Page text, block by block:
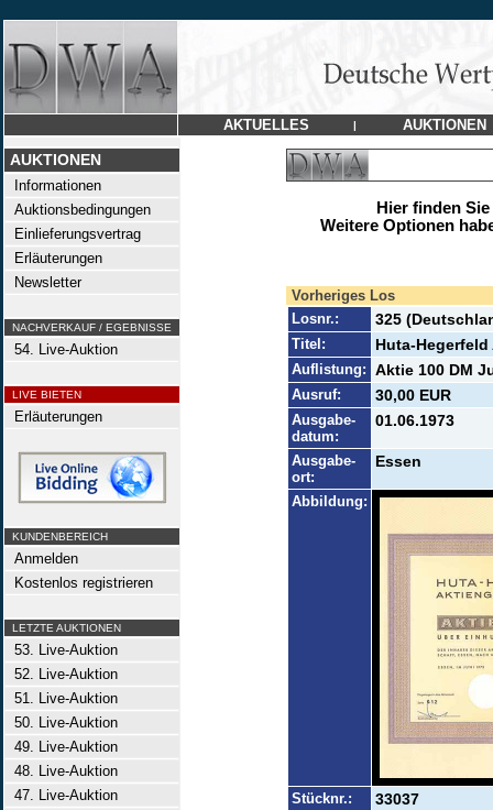
AKTUELLES | AUKTIONEN
AUKTIONEN
Informationen
Auktionsbedingungen
Einlieferungsvertrag
Erläuterungen
Newsletter
NACHVERKAUF / EGEBNISSE
54. Live-Auktion
LIVE BIETEN
Erläuterungen
KUNDENBEREICH
Anmelden
Kostenlos registrieren
LETZTE AUKTIONEN
53. Live-Auktion
52. Live-Auktion
51. Live-Auktion
50. Live-Auktion
49. Live-Auktion
48. Live-Auktion
47. Live-Auktion
Hier finden
Weitere Optionen
Vorheriges Los
Losnr.:
325
Titel: Huta-Hegerfeld
Auflistung: Aktie 100 DM
Ausruf: 30,00 EUR
Ausgabe-
datum:
01.06.1973
Ausgabe-
ort:
Essen
Abbildung:
Stücknr.: 33037